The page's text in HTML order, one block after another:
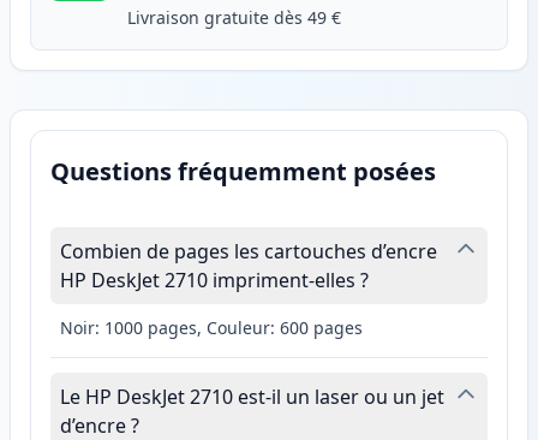
Livraison gratuite dès 49 €
Questions fréquemment posées
Combien de pages les cartouches d’encre
HP DeskJet 2710 impriment-elles ?
Noir: 1000 pages, Couleur: 600 pages
Le HP DeskJet 2710 est-il un laser ou un jet
d’encre ?